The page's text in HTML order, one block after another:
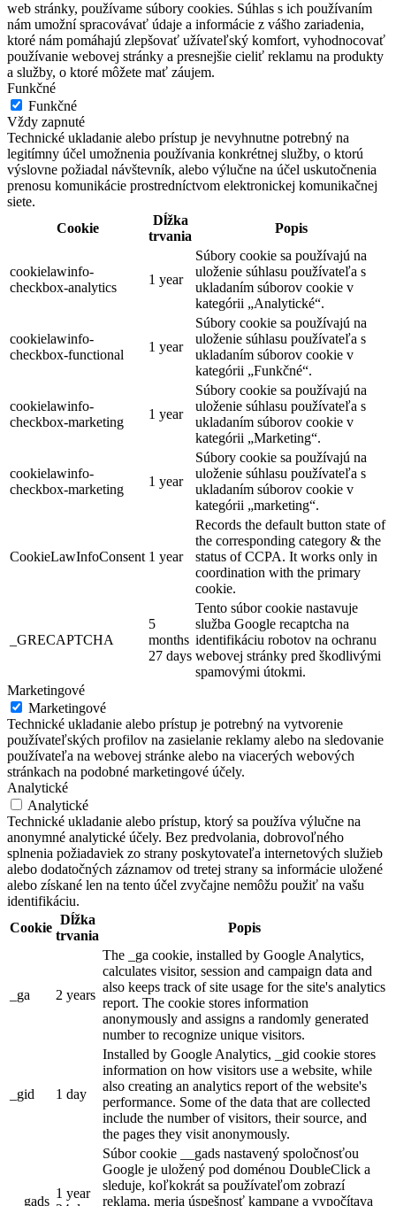
web stránky, používame súbory cookies. Súhlas s ich používaním
nám umožní spracovávať údaje a informácie z vášho zariadenia,
ktoré nám pomáhajú zlepšovať užívateľský komfort, vyhodnocovať
používanie webovej stránky a presnejšie cieliť reklamu na produkty
a služby, o ktoré môžete mať záujem.
Funkčné
Funkčné
Vždy zapnuté
Technické ukladanie alebo prístup je nevyhnutne potrebný na
legitímny účel umožnenia používania konkrétnej služby, o ktorú
výslovne požiadal návštevník, alebo výlučne na účel uskutočnenia
prenosu komunikácie prostredníctvom elektronickej komunikačnej
siete.
Cookie
Dĺžka
trvania
Popis
cookielawinfo-
checkbox-analytics
1 year
Súbory cookie sa používajú na
uloženie súhlasu používateľa s
ukladaním súborov cookie v
kategórii „Analytické“.
cookielawinfo-
checkbox-functional
1 year
Súbory cookie sa používajú na
uloženie súhlasu používateľa s
ukladaním súborov cookie v
kategórii „Funkčné“.
cookielawinfo-
checkbox-marketing
1 year
Súbory cookie sa používajú na
uloženie súhlasu používateľa s
ukladaním súborov cookie v
kategórii „Marketing“.
cookielawinfo-
checkbox-marketing
1 year
Súbory cookie sa používajú na
uloženie súhlasu používateľa s
ukladaním súborov cookie v
kategórii „marketing“.
CookieLawInfoConsent 1 year
Records the default button state of
the corresponding category & the
status of CCPA. It works only in
coordination with the primary
cookie.
_GRECAPTCHA
5
months
27 days
Tento súbor cookie nastavuje
služba Google recaptcha na
identifikáciu robotov na ochranu
webovej stránky pred škodlivými
spamovými útokmi.
Marketingové
Marketingové
Technické ukladanie alebo prístup je potrebný na vytvorenie
používateľských profilov na zasielanie reklamy alebo na sledovanie
používateľa na webovej stránke alebo na viacerých webových
stránkach na podobné marketingové účely.
Analytické
Analytické
Technické ukladanie alebo prístup, ktorý sa používa výlučne na
anonymné analytické účely. Bez predvolania, dobrovoľného
splnenia požiadaviek zo strany poskytovateľa internetových služieb
alebo dodatočných záznamov od tretej strany sa informácie uložené
alebo získané len na tento účel zvyčajne nemôžu použiť na vašu
identifikáciu.
Cookie
Dĺžka
trvania
Popis
_ga 2 years
The _ga cookie, installed by Google Analytics,
calculates visitor, session and campaign data and
also keeps track of site usage for the site's analytics
report. The cookie stores information
anonymously and assigns a randomly generated
number to recognize unique visitors.
_gid 1 day
Installed by Google Analytics, _gid cookie stores
information on how visitors use a website, while
also creating an analytics report of the website's
performance. Some of the data that are collected
include the number of visitors, their source, and
the pages they visit anonymously.
__gads
1 year
Súbor cookie __gads nastavený spoločnosťou
Google je uložený pod doménou DoubleClick a
sleduje, koľkokrát sa používateľom zobrazí
reklama, meria úspešnosť kampane a vypočítava